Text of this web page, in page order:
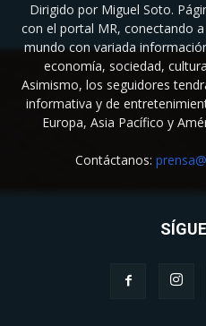
Dirigido por Miguel Soto.
con el portal MR, conectando
mundo con variada
economía, sociedad,
Asimismo, los seguidores
informativa y de
Europa, Asia Pacífico y
Contáctanos: